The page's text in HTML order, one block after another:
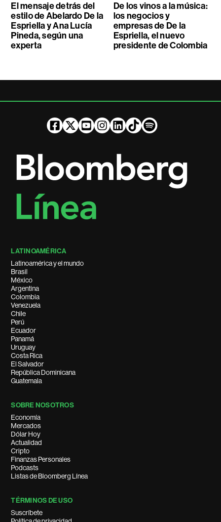
El mensaje detrás del
estilo de Abelardo De la
Espriella y Ana Lucía
Pineda, según una
experta
De los vinos a la música:
los negocios y
empresas de De la
Espriella, el nuevo
presidente de Colombia
LATINOAMÉRICA
Latinoamérica y el mundo
Brasil
México
Argentina
Colombia
Venezuela
Chile
Perú
Ecuador
Panamá
Uruguay
Costa Rica
El Salvador
República Dominicana
Guatemala
SOBRE NOSOTROS
Economía
Mercados
Dólar Hoy
Actualidad
Cripto
Finanzas Personales
Podcasts
Listas de Bloomberg Línea
TÉRMINOS DE USO
Suscríbete